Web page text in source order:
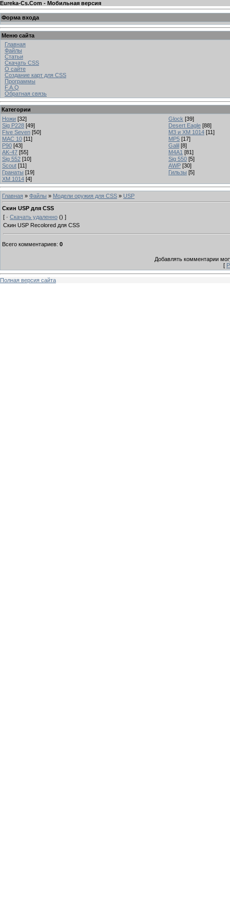
Eureka-Cs.Com - Мобильная версия
Форма входа
Меню сайта
Главная
Файлы
Статьи
Скачать CSS
О сайте
Создание карт для CSS
Программы
F.A.Q
Обратная связь
Категории
Ножи [32] Glock [39]
Sig P228 [49] Desert Eagle [88]
Five Seven [50] M3 и XM 1014 [11]
MAC 10 [11] MP5 [17]
P90 [43] Galil [8]
AK-47 [55] M4A1 [81]
Sig 552 [10] Sig 550 [5]
Scout [11] AWP [30]
Гранаты [19] Гильзы [5]
XM 1014 [4]
Главная » Файлы » Модели оружия для CSS » USP
Скин USP для CSS
[ · Скачать удаленно () ]
Скин USP Recolored для CSS
Всего комментариев: 0
Добавлять комментарии
[
Полная версия сайта